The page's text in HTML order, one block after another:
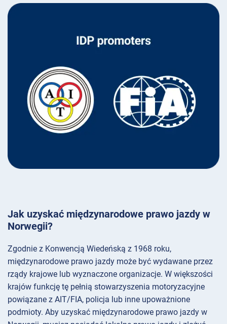
Jak uzyskać międzynarodowe prawo jazdy w
Norwegii?
Zgodnie z Konwencją Wiedeńską z 1968 roku,
międzynarodowe prawo jazdy może być wydawane przez
rządy krajowe lub wyznaczone organizacje. W większości
krajów funkcję tę pełnią stowarzyszenia motoryzacyjne
powiązane z AIT/FIA, policja lub inne upoważnione
podmioty. Aby uzyskać międzynarodowe prawo jazdy w